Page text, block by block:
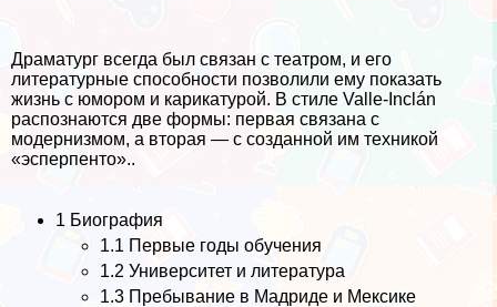
Драматург всегда был связан с театром, и его
литературные способности позволили ему показать
жизнь с юмором и карикатурой. В стиле Valle-Inclán
распознаются две формы: первая связана с
модернизмом, а вторая — с созданной им техникой
«эсперпенто»..
1 Биография
1.1 Первые годы обучения
1.2 Университет и литература
1.3 Пребывание в Мадриде и Мексике